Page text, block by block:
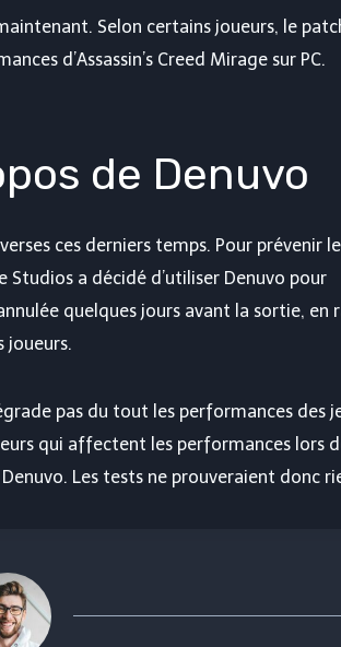
Selon certains joueurs, le
d’Assassin’s Creed Mirage sur PC.
de Denuvo
ces derniers temps. Pour prévenir le
a décidé d’utiliser Denuvo pour
quelques jours avant la sortie, en
joueurs.
pas du tout les performances des
qui affectent les performances lors
Les tests ne prouveraient donc